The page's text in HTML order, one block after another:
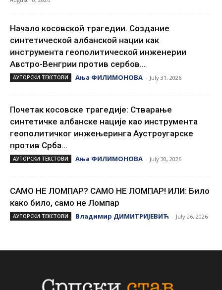
Начало косовской трагедии. Создание
синтетической албанской нации как
инструмента геополитической инженерии
Австро-Венгрии против сербов...
АУТОРСКИ ТЕКСТОВИ Ања ФИЛИМОНОВА - July 31, 2026
Почетак косовске трагедије: Стварање
синтетичке албанске нације као инструмента
геополитичког инжењеринга Аустроугарске
против Срба...
АУТОРСКИ ТЕКСТОВИ Ања ФИЛИМОНОВА - July 30, 2026
САМО НЕ ЛОМПАР? САМО НЕ ЛОМПАР! ИЛИ: Било
како било, само не Ломпар
АУТОРСКИ ТЕКСТОВИ Владимир ДИМИТРИЈЕВИЋ - July 26, 2026